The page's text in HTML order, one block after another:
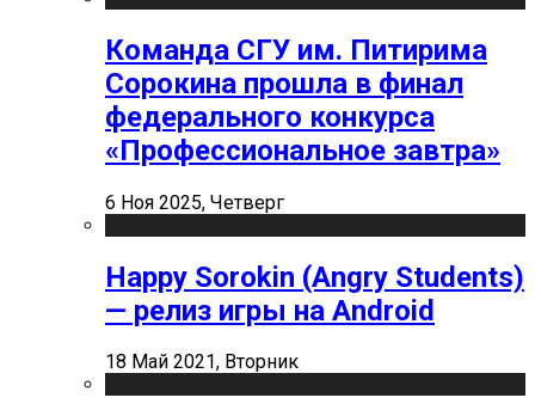
Команда СГУ им. Питирима
Сорокина прошла в финал
федерального конкурса
«Профессиональное завтра»
6 Ноя 2025, Четверг
Happy Sorokin (Angry Students)
— релиз игры на Android
18 Май 2021, Вторник